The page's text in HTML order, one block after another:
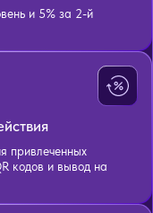
и 5% за 2-й
привлеченных
кодов и вывод на